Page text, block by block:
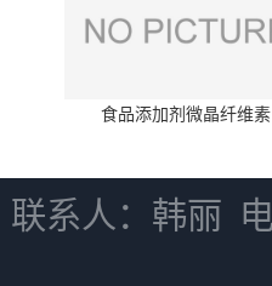
食品添加剂微晶纤维素
联系人：韩丽